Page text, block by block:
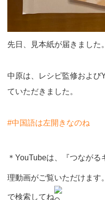
先日、見本紙が届きました。
中原は、レシピ監修および
ていただきました。
#中国語は左開きなのね
＊YouTubeは、『つなが
理動画がご覧いただけます
で検索してね